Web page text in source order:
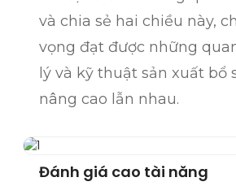
và chia sẻ hai chiều này,
vọng đạt được những
lý và kỹ thuật sản xuất bổ
nâng cao lẫn nhau.
Đánh giá cao tài năng